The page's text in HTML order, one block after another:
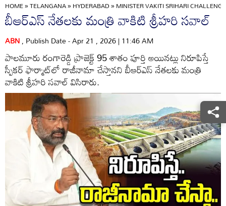
HOME»TELANGANA»HYDERABAD»MINISTER VAKITI SRIHARI
బీఆర్‌ఎస్ నేతలకు మంత్రి వాకిటి శ్రీహరి సవాల్
ABN, Publish Date - Apr 21 , 2026 | 11:46 AM
పాలమూరు రంగారెడ్డి ప్రాజెక్ట్ 95 శాతం పూర్తి అయినట్లు నిరూపిస్తే
స్పీకర్ ఫార్మాట్‌లో రాజీనామా చేస్తానని బీఆర్‌ఎస్ నేతలకు మంత్రి
వాకిటి శ్రీహరి సవాల్ విసిరారు.